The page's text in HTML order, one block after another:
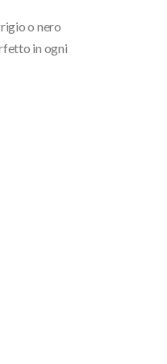
o nero
in ogni